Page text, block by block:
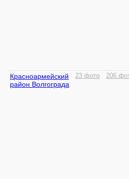
Красноармейский
район Волгограда
23 фото 206